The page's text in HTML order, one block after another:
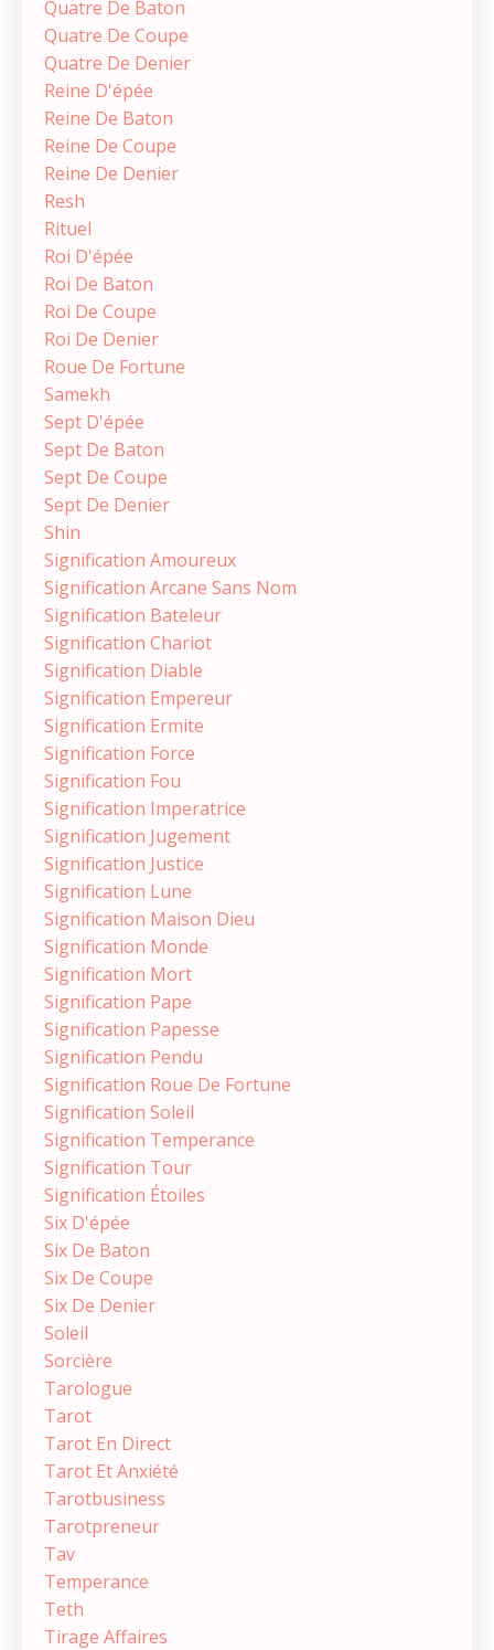
Quatre De Baton
Quatre De Coupe
Quatre De Denier
Reine D'épée
Reine De Baton
Reine De Coupe
Reine De Denier
Resh
Rituel
Roi D'épée
Roi De Baton
Roi De Coupe
Roi De Denier
Roue De Fortune
Samekh
Sept D'épée
Sept De Baton
Sept De Coupe
Sept De Denier
Shin
Signification Amoureux
Signification Arcane Sans Nom
Signification Bateleur
Signification Chariot
Signification Diable
Signification Empereur
Signification Ermite
Signification Force
Signification Fou
Signification Imperatrice
Signification Jugement
Signification Justice
Signification Lune
Signification Maison Dieu
Signification Monde
Signification Mort
Signification Pape
Signification Papesse
Signification Pendu
Signification Roue De Fortune
Signification Soleil
Signification Temperance
Signification Tour
Signification Étoiles
Six D'épée
Six De Baton
Six De Coupe
Six De Denier
Soleil
Sorcière
Tarologue
Tarot
Tarot En Direct
Tarot Et Anxiété
Tarotbusiness
Tarotpreneur
Tav
Temperance
Teth
Tirage Affaires